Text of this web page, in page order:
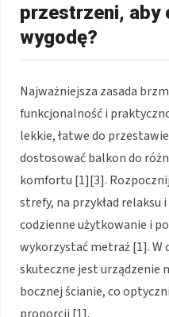
przestrzeni, aby
wygodę?
Najważniejsza zasada
funkcjonalność i
lekkie, łatwe do
dostosować balkon do
komfortu [1][3].
strefy, na przykład relaksu
codzienne użytkowanie i
wykorzystać metraż [1]. W
skuteczne jest urządzenie
bocznej ścianie, co
proporcji [1].